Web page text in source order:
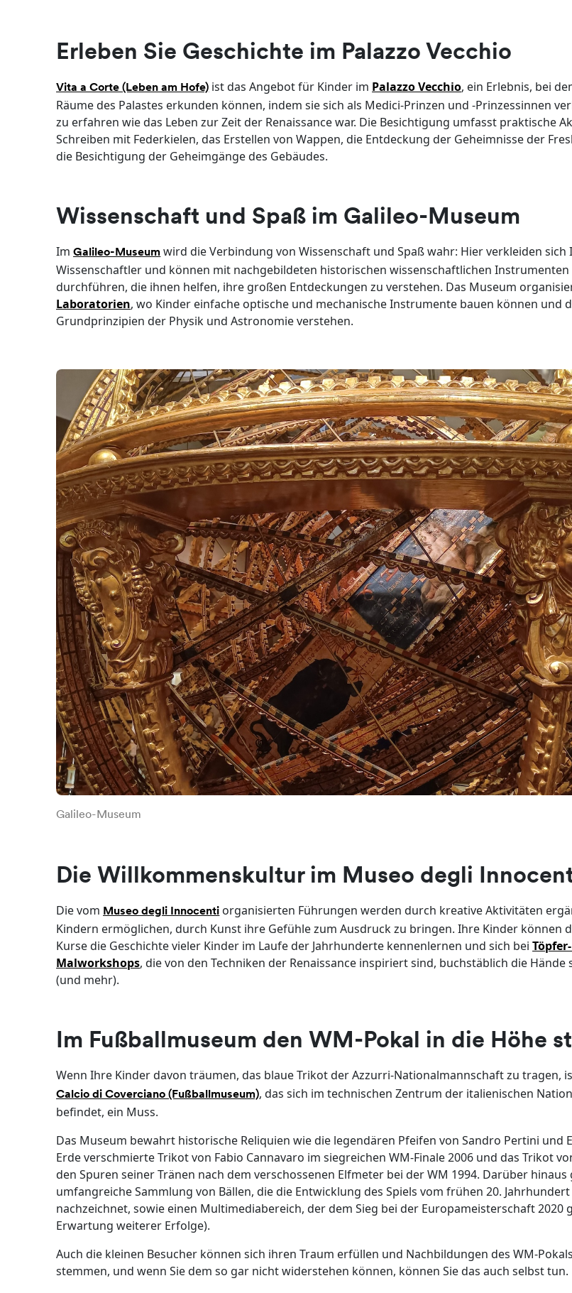
Erleben Sie Geschichte im Palazzo Vecchio
Vita a Corte (Leben am Hofe) ist das Angebot für Kinder im Palazzo Vecchio, ein Erlebnis, bei
Räume des Palastes erkunden können, indem sie sich als Medici-Prinzen und -Prinzessinnen
zu erfahren wie das Leben zur Zeit der Renaissance war. Die Besichtigung umfasst praktische
Schreiben mit Federkielen, das Erstellen von Wappen, die Entdeckung der Geheimnisse der
die Besichtigung der Geheimgänge des Gebäudes.
Wissenschaft und Spaß im Galileo-Museum
ImGalileo-Museum wird die Verbindung von Wissenschaft und Spaß wahr: Hier verkleiden sich
Wissenschaftler und können mit nachgebildeten historischen wissenschaftlichen Instrumenten
durchführen, die ihnen helfen, ihre großen Entdeckungen zu verstehen. Das Museum
Laboratorien, wo Kinder einfache optische und mechanische Instrumente bauen können und
Grundprinzipien der Physik und Astronomie verstehen.
Galileo-Museum
Die Willkommenskultur im Museo degli
Die vom Museo degli Innocenti organisierten Führungen werden durch kreative Aktivitäten
Kindern ermöglichen, durch Kunst ihre Gefühle zum Ausdruck zu bringen. Ihre Kinder können
Kurse die Geschichte vieler Kinder im Laufe der Jahrhunderte kennenlernen und sich bei
Malworkshops, die von den Techniken der Renaissance inspiriert sind, buchstäblich die Hände
(und mehr).
Im Fußballmuseum den WM-Pokal in die Höhe
Wenn Ihre Kinder davon träumen, das blaue Trikot der Azzurri-Nationalmannschaft zu tragen,
Calcio di Coverciano (Fußballmuseum), das sich im technischen Zentrum der italienischen
befindet, ein Muss.
Das Museum bewahrt historische Reliquien wie die legendären Pfeifen von Sandro Pertini und
Erde verschmierte Trikot von Fabio Cannavaro im siegreichen WM-Finale 2006 und das Trikot
den Spuren seiner Tränen nach dem verschossenen Elfmeter bei der WM 1994. Darüber hinaus
umfangreiche Sammlung von Bällen, die die Entwicklung des Spiels vom frühen 20.
nachzeichnet, sowie einen Multimediabereich, der dem Sieg bei der Europameisterschaft 2020
Erwartung weiterer Erfolge).
Auch die kleinen Besucher können sich ihren Traum erfüllen und Nachbildungen des WM-
stemmen, und wenn Sie dem so gar nicht widerstehen können, können Sie das auch selbst tun.